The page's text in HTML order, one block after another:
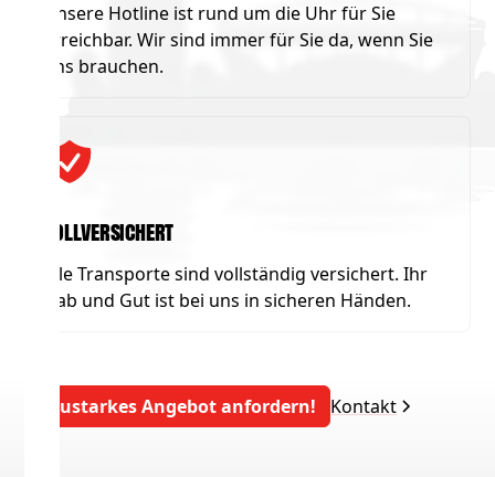
Unsere Hotline ist rund um die Uhr für Sie
erreichbar. Wir sind immer für Sie da, wenn Sie
uns brauchen.
Vollversichert
Alle Transporte sind vollständig versichert. Ihr
Hab und Gut ist bei uns in sicheren Händen.
Saustarkes Angebot anfordern! Kontakt